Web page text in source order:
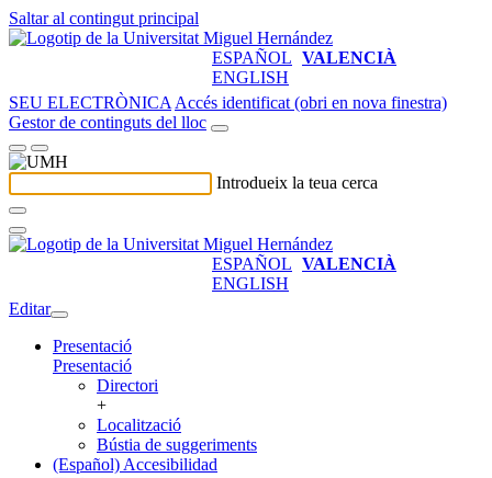
Saltar al contingut principal
ESPAÑOL VALENCIÀ
ENGLISH
SEU ELECTRÒNICA Accés identificat (obri en nova finestra)
Gestor de continguts del lloc
Introdueix la teua cerca
ESPAÑOL VALENCIÀ
ENGLISH
Editar
Presentació
Presentació
Directori
+
Localització
Bústia de suggeriments
(Español) Accesibilidad